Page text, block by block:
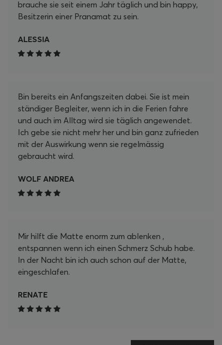
brauche sie seit einem Jahr täglich und bin happy,
Besitzerin einer Pranamat zu sein.
ALESSIA
Bin bereits ein Anfangszeiten dabei. Sie ist mein
ständiger Begleiter, wenn ich in die Ferien fahre
und auch im Alltag wird sie täglich angewendet.
Ich gebe sie nicht mehr her und bin ganz zufrieden
mit der Auswirkung wenn sie regelmässig
gebraucht wird.
WOLF ANDREA
Mir hilft die Matte enorm zum ablenken ,
entspannen wenn ich einen Schmerz Schub habe.
In der Nacht bin ich auch schon auf der Matte,
eingeschlafen.
RENATE